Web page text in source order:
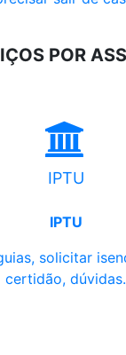
POR
IPTU
IPTU
solicitar
certidão, dúvidas.